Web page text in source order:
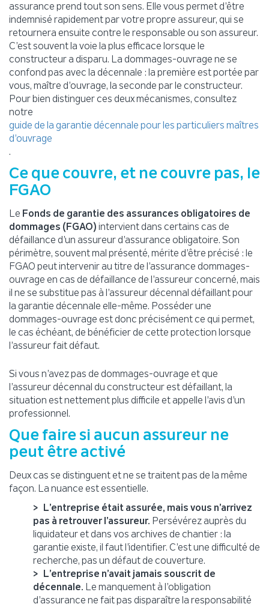
assurance prend tout son sens. Elle vous permet d’être
indemnisé rapidement par votre propre assureur, qui se
retournera ensuite contre le responsable ou son assureur.
C’est souvent la voie la plus efficace lorsque le
constructeur a disparu. La dommages-ouvrage ne se
confond pas avec la décennale : la première est portée par
vous, maître d’ouvrage, la seconde par le constructeur.
Pour bien distinguer ces deux mécanismes, consultez
notre
guide de la garantie décennale pour les particuliers maîtres
d’ouvrage
.
Ce que couvre, et ne couvre pas, le
FGAO
Le Fonds de garantie des assurances obligatoires de
dommages (FGAO) intervient dans certains cas de
défaillance d’un assureur d’assurance obligatoire. Son
périmètre, souvent mal présenté, mérite d’être précisé : le
FGAO peut intervenir au titre de l’assurance dommages-
ouvrage en cas de défaillance de l’assureur concerné, mais
il ne se substitue pas à l’assureur décennal défaillant pour
la garantie décennale elle-même. Posséder une
dommages-ouvrage est donc précisément ce qui permet,
le cas échéant, de bénéficier de cette protection lorsque
l’assureur fait défaut.
Si vous n’avez pas de dommages-ouvrage et que
l’assureur décennal du constructeur est défaillant, la
situation est nettement plus difficile et appelle l’avis d’un
professionnel.
Que faire si aucun assureur ne
peut être activé
Deux cas se distinguent et ne se traitent pas de la même
façon. La nuance est essentielle.
L’entreprise était assurée, mais vous n’arrivez
pas à retrouver l’assureur. Persévérez auprès du
liquidateur et dans vos archives de chantier : la
garantie existe, il faut l’identifier. C’est une difficulté de
recherche, pas un défaut de couverture.
L’entreprise n’avait jamais souscrit de
décennale. Le manquement à l’obligation
d’assurance ne fait pas disparaître la responsabilité